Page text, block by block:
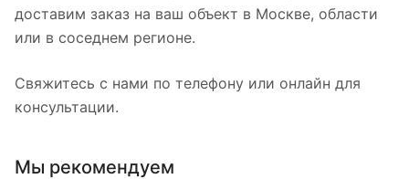
доставим заказ на ваш объект в Москве, области
или в соседнем регионе.
Свяжитесь с нами по телефону или онлайн для
консультации.
Мы рекомендуем